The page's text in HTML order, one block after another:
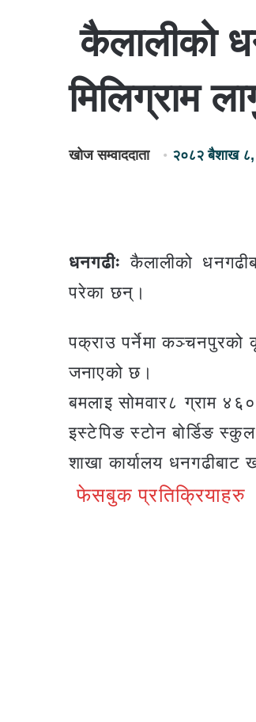
कैलालीको
मिलिग्राम
खोज सम्वाददाता २०८२ बैशाख ८,
धनगढीः कैलालीको
परेका छन्।
पक्राउ पर्नेमा कञ्चनपुरको
जनाएको छ।
बमलाइ सोमवार८ ग्राम
इस्टेपिङ स्टोन बोर्डिङ
शाखा कार्यालय
फेसबुक प्रतिक्रियाहरु